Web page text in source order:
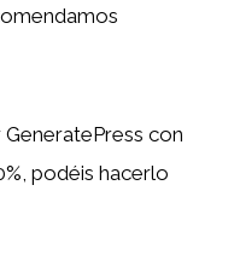
con
podéis hacerlo